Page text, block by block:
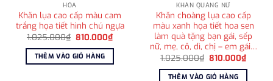
HỎA
Khăn lụa cao cấp màu cam
trắng họa tiết hình chú ngựa
1.025.000₫ Giá
là:
1.025.000₫.
810.000₫Giá
hiện
tại
810.000₫.
THÊM VÀO GIỎ HÀNG
KHĂN QUÀNG NỮ
Khăn choàng lụa cao cấp
màu xanh họa tiết hoa sen
làm quà tặng bạn gái, sếp
nữ, mẹ, cô, dì, chị – em gái…
1.025.000₫ Giá
là:
810.000₫Giá
hiện
tại
THÊM VÀO GIỎ HÀNG